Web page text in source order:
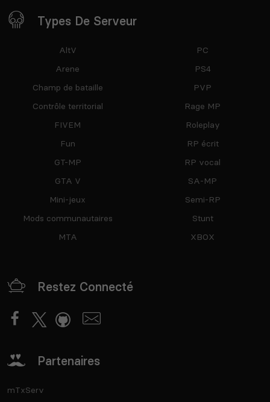
Types De Serveur
AltV
Arene
Champ de bataille
Contrôle territorial
FIVEM
Fun
GT-MP
GTA V
Mini-jeux
Mods communautaires
MTA
PC
PS4
PVP
Rage MP
Roleplay
RP écrit
RP vocal
SA-MP
Semi-RP
Stunt
XBOX
Restez Connecté
Partenaires
mTxServ